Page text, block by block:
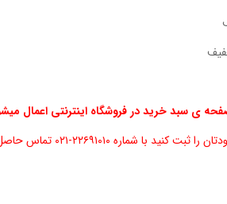
ی سبد خرید در فروشگاه اینترنتی اعمال
۲۲۶۹۱۰۱۰-۰۲۱ تماس حاصل نمایید.